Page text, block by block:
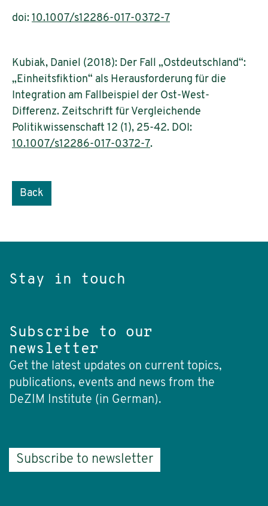
doi: 10.1007/s12286-017-0372-7
Kubiak, Daniel (2018): Der Fall „Ostdeutschland“:
„Einheitsfiktion“ als Herausforderung für die
Integration am Fallbeispiel der Ost-West-
Differenz. Zeitschrift für Vergleichende
Politikwissenschaft 12 (1), 25-42. DOI:
10.1007/s12286-017-0372-7.
Back
Stay in touch
Subscribe to our
newsletter
Get the latest updates on current topics,
publications, events and news from the
DeZIM Institute (in German).
Subscribe to newsletter